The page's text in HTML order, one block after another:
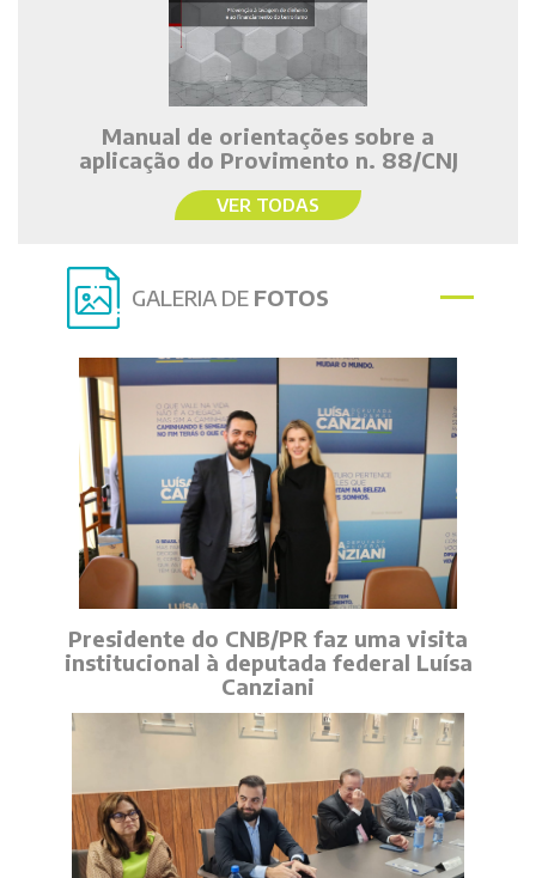
Manual de orientações sobre a
aplicação do Provimento n. 88/CNJ
VER TODAS
GALERIA DE FOTOS
Presidente do CNB/PR faz uma visita
institucional à deputada federal Luísa
Canziani